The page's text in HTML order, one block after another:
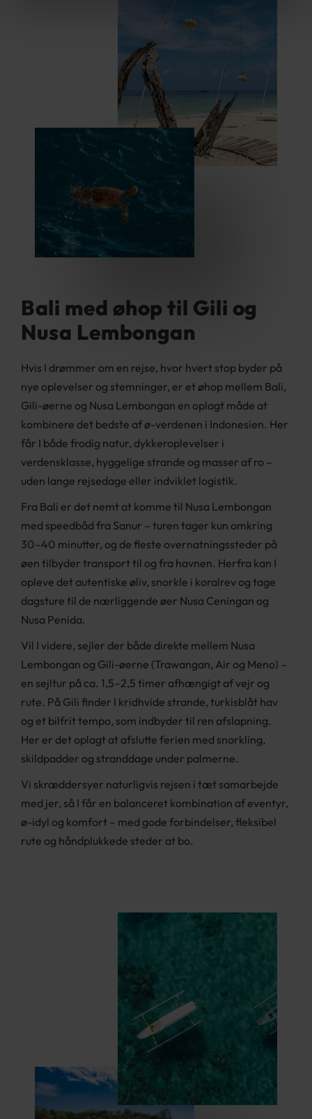
Bali med øhop til Gili og
Nusa Lembongan
Hvis I drømmer om en rejse, hvor hvert stop byder på
nye oplevelser og stemninger, er et øhop mellem Bali,
Gili-øerne og Nusa Lembongan en oplagt måde at
kombinere det bedste af ø-verdenen i Indonesien. Her
får I både frodig natur, dykkeroplevelser i
verdensklasse, hyggelige strande og masser af ro –
uden lange rejsedage eller indviklet logistik.
Fra Bali er det nemt at komme til Nusa Lembongan
med speedbåd fra Sanur – turen tager kun omkring
30–40 minutter, og de fleste overnatningssteder på
øen tilbyder transport til og fra havnen. Herfra kan I
opleve det autentiske øliv, snorkle i koralrev og tage
dagsture til de nærliggende øer Nusa Ceningan og
Nusa Penida.
Vil I videre, sejler der både direkte mellem Nusa
Lembongan og Gili-øerne (Trawangan, Air og Meno) –
en sejltur på ca. 1,5–2,5 timer afhængigt af vejr og
rute. På Gili finder I kridhvide strande, turkisblåt hav
og et bilfrit tempo, som indbyder til ren afslapning.
Her er det oplagt at afslutte ferien med snorkling,
skildpadder og stranddage under palmerne.
Vi skræddersyer naturligvis rejsen i tæt samarbejde
med jer, så I får en balanceret kombination af eventyr,
ø-idyl og komfort – med gode forbindelser, fleksibel
rute og håndplukkede steder at bo.